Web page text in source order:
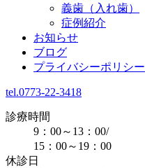
義歯（入れ歯）
症例紹介
お知らせ
ブログ
プライバシーポリシー
tel.0773-22-3418
診療時間
9：00～13：00/
15：00～19：00
休診日